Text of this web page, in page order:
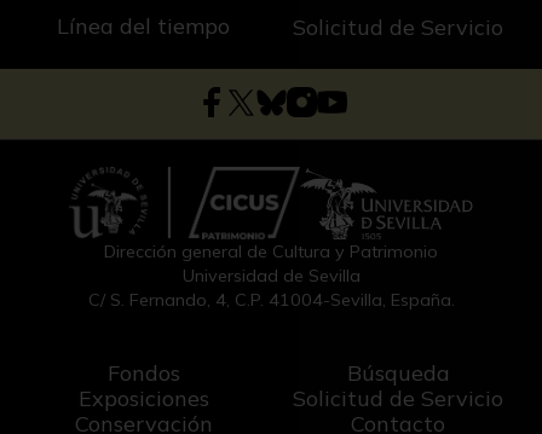
Línea del tiempo Solicitud de Servicio
Dirección general de Cultura y Patrimonio
Universidad de Sevilla
C/ S. Fernando, 4, C.P. 41004-Sevilla, España.
Fondos
Exposiciones
Conservación
Búsqueda
Solicitud de Servicio
Contacto